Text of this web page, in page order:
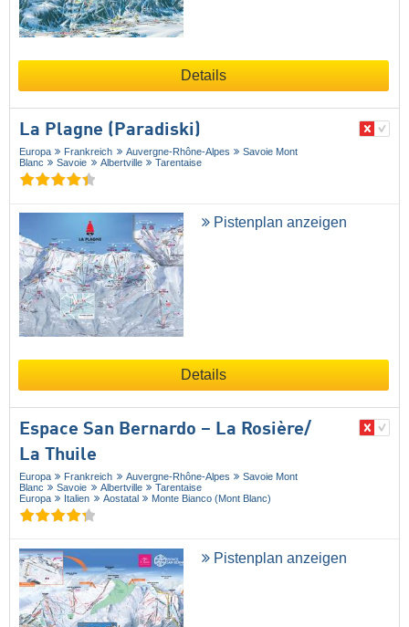
Details
La Plagne (Paradiski)
Europa Frankreich Auvergne-Rhône-Alpes
Savoie Mont
Blanc
Savoie Albertville Tarentaise
Pistenplan anzeigen
Details
Espace San Bernardo – La Rosière/​
La Thuile
Europa Frankreich Auvergne-Rhône-Alpes
Savoie Mont
Blanc
Savoie Albertville
Tarentaise
Europa
Italien Aostatal Monte Bianco (Mont Blanc)
Pistenplan anzeigen